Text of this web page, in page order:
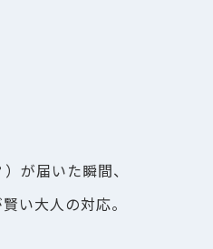
が届いた瞬間、
い大人の対応。